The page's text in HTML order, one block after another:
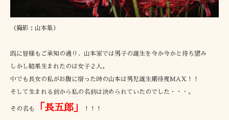
（撮影：山本集）
既に皆様もご承知の通り、山本家では男子の誕生を今か今かと待ち望み
しかし結果生まれたのは女子２人。
中でも長女の私がお腹に宿った時の山本は男児誕生期待度MAX！！
そして生まれる前から私の名前は決められていたのでした・・・。
その名も 「長五郎」 ！！！